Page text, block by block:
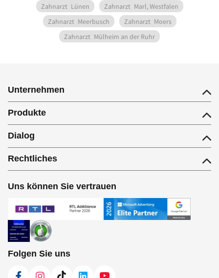
Zahnarzt Lünen Zahnarzt Marl, Westfalen
Zahnarzt Meerbusch Zahnarzt Moers
Zahnarzt Mülheim an der Ruhr
Unternehmen
Produkte
Dialog
Rechtliches
Uns können Sie vertrauen
Folgen Sie uns